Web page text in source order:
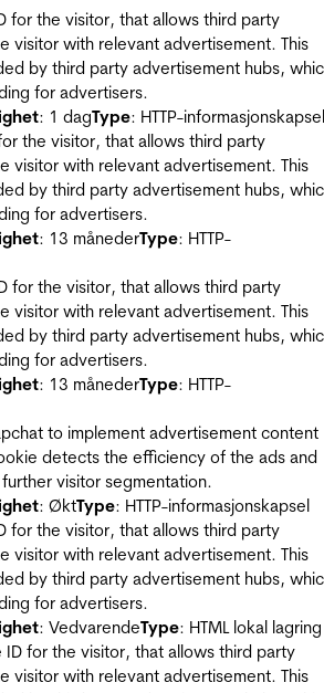
for the visitor, that allows third party
visitor with relevant advertisement. This
by third party advertisement hubs,
for advertisers.
: 1 dagType: HTTP-informasjonskapsel
the visitor, that allows third party
visitor with relevant advertisement. This
by third party advertisement hubs,
for advertisers.
: 13 månederType: HTTP-
for the visitor, that allows third party
visitor with relevant advertisement. This
by third party advertisement hubs,
for advertisers.
: 13 månederType: HTTP-
to implement advertisement content
detects the efficiency of the ads and
visitor segmentation.
: ØktType: HTTP-informasjonskapsel
for the visitor, that allows third party
visitor with relevant advertisement. This
by third party advertisement hubs,
for advertisers.
: VedvarendeType: HTML lokal lagring
ID for the visitor, that allows third party
visitor with relevant advertisement. This